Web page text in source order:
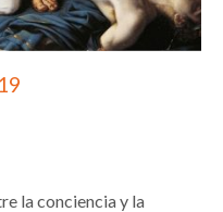
la conciencia y la